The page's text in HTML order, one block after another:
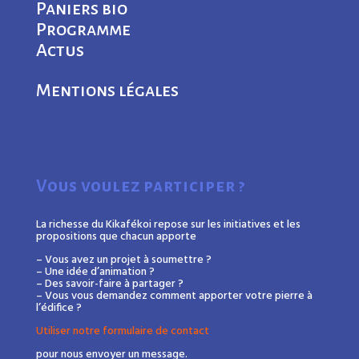
Paniers bio
Programme
Actus
Mentions légales
Vous voulez participer ?
La richesse du Kikafékoi repose sur les initiatives et les
propositions que chacun apporte
– Vous avez un projet à soumettre ?
– Une idée d’animation ?
– Des savoir-faire à partager ?
– Vous vous demandez comment apporter votre pierre à
l’édifice ?
Utiliser notre formulaire de contact
pour nous envoyer un message.